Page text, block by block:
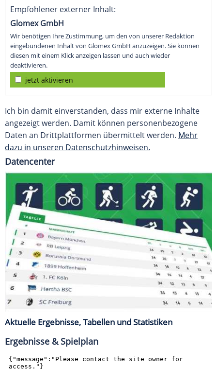
Empfohlener externer Inhalt:
Glomex GmbH
Wir benötigen Ihre Zustimmung, um den von unserer Redaktion
eingebundenen Inhalt von Glomex GmbH anzuzeigen. Sie können
diesen mit einem Klick anzeigen lassen und auch wieder
deaktivieren.
jetzt aktivieren
Ich bin damit einverstanden, dass mir externe Inhalte
angezeigt werden. Damit können personenbezogene
Daten an Drittplattformen übermittelt werden. Mehr
dazu in unseren Datenschutzhinweisen.
Datencenter
Aktuelle Ergebnisse, Tabellen und Statistiken
Ergebnisse & Spielplan